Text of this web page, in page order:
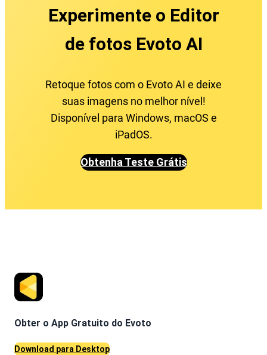
Experimente o Editor
de fotos Evoto AI
Retoque fotos com o Evoto AI e deixe
suas imagens no melhor nível!
Disponível para Windows, macOS e
iPadOS.
Obtenha Teste Grátis
Obter o App Gratuito do Evoto
Download para Desktop